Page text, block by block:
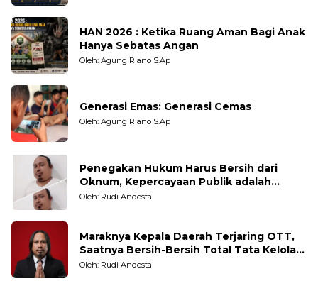
HAN 2026 : Ketika Ruang Aman Bagi Anak
Hanya Sebatas Angan
Oleh: Agung Riano S.Ap
Generasi Emas: Generasi Cemas
Oleh: Agung Riano S.Ap
Penegakan Hukum Harus Bersih dari
Oknum, Kepercayaan Publik adalah
Taruhannya
Oleh: Rudi Andesta
Maraknya Kepala Daerah Terjaring OTT,
Saatnya Bersih-Bersih Total Tata Kelola
Pemerintahan
Oleh: Rudi Andesta